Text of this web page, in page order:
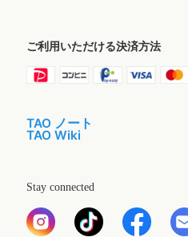
ご利用いただける決済方法
TAO ノート
TAO Wiki
Stay connected